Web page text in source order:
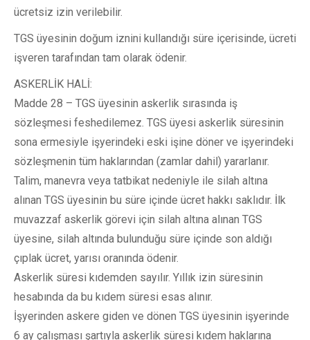
ücretsiz izin verilebilir.
TGS üyesinin doğum iznini kullandığı süre içerisinde, ücreti
işveren tarafından tam olarak ödenir.
ASKERLİK HALİ:
Madde 28 – TGS üyesinin askerlik sırasında iş
sözleşmesi feshedilemez. TGS üyesi askerlik süresinin
sona ermesiyle işyerindeki eski işine döner ve işyerindeki
sözleşmenin tüm haklarından (zamlar dahil) yararlanır.
Talim, manevra veya tatbikat nedeniyle ile silah altına
alınan TGS üyesinin bu süre içinde ücret hakkı saklıdır. İlk
muvazzaf askerlik görevi için silah altına alınan TGS
üyesine, silah altında bulunduğu süre içinde son aldığı
çıplak ücret, yarısı oranında ödenir.
Askerlik süresi kıdemden sayılır. Yıllık izin süresinin
hesabında da bu kıdem süresi esas alınır.
İşyerinden askere giden ve dönen TGS üyesinin işyerinde
6 ay çalışması şartıyla askerlik süresi kıdem haklarına